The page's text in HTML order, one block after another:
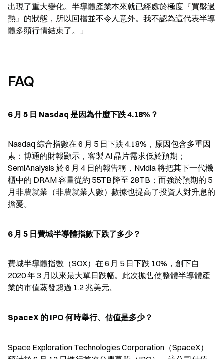
出現了重大變化。半導體產業本來就已經處於極度『買盤過
熱』的狀態，所以回檔並不令人意外。我不認為這代表半導
體多頭行情結束了。」
FAQ
6 月 5 日 Nasdaq 是因為什麼下跌 4.18%？
Nasdaq 綜合指數在 6 月 5 日下跌 4.18%，原因包含多重因
素：博通的財報顯示，客製 AI 晶片需求低於預期；
SemiAnalysis 於 6 月 4 日的報告稱，Nvidia 將把其下一代機
櫃中的 DRAM 容量從約 55TB 降至 28TB；而強於預期的 5
月非農就業（非農就業人數）數據也提高了投資人對升息的
擔憂。
6 月 5 日費城半導體指數下跌了多少？
費城半導體指數（SOX）在 6 月 5 日下跌 10%，創下自
2020 年 3 月以來最大單日跌幅。此次拋售使整體半導體產
業的市值蒸發超過 1.2 兆美元。
SpaceX 的 IPO 何時舉行、估值是多少？
Space Exploration Technologies Corporation（SpaceX）